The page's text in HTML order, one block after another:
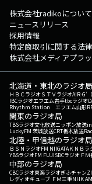
株式会社radikoについて
ニュースリリース
採用情報
特定商取引に関する法
株式会社メディアプラ
北海道・東北のラジオ局
ＨＢＣラジオＳＴＶラジオAIR-G'
IBCラジオエフエム岩手tbcラジオ
Rhythm Station エフエム山形
関東のラジオ局
TBSラジオ文化放送ニッポン放送
LuckyFM 茨城放送CRT栃木放送
北陸・甲信越のラジオ局
ＢＳＮラジオFM NIIGATAＫＮＢラ
YBSラジオFM FUJISBCラジオ Ｆ
中部のラジオ局
CBCラジオ東海ラジオぎふチャン
レディオキューブ ＦＭ三重NHK